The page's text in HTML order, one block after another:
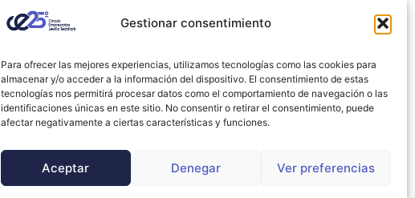
Gestionar consentimiento
Para ofrecer las mejores experiencias, utilizamos tecnologías como las cookies para
almacenar y/o acceder a la información del dispositivo. El consentimiento de estas
tecnologías nos permitirá procesar datos como el comportamiento de navegación o las
identificaciones únicas en este sitio. No consentir o retirar el consentimiento, puede
afectar negativamente a ciertas características y funciones.
Aceptar Denegar Ver preferencias